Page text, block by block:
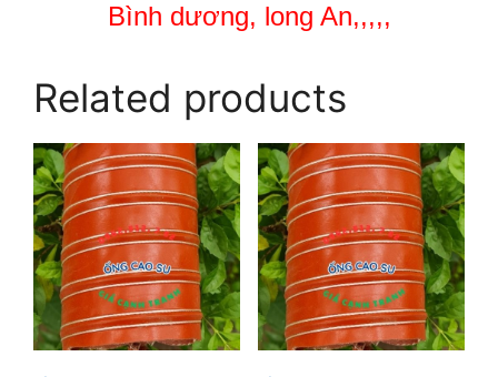
Bình dương, long An,,,,,
Related products